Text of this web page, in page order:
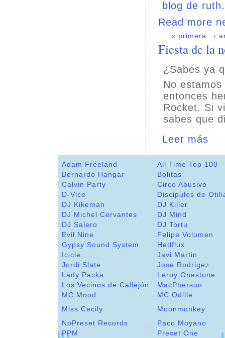
blog de
Read more
« primera ‹
Fiesta de la
¿Sabes ya
No
entonces
Rocket. Si
sabes que
Leer más
Adam Freeland
All Time Top 100
Bernardo Hangar
Bolitas
Calvin Party
Circo Abusivo
D-Vice
Discipulos de
DJ Kikeman
DJ Killer
DJ Michel Cervantes
DJ Mind
DJ Salero
DJ Tortu
Evil Nine
Felipe Volumen
Gypsy Sound System
Hedflux
Icicle
Javi Martin
Jordi Slate
Jose Rodrigez
Lady Packa
Leroy Onestone
Los Vecinos de Callejón
MacPherson
MC Mood
MC Odille
Miss Cecily
Moonmonkey
NoPreset Records
Paco Moyano
PPM
Preset One